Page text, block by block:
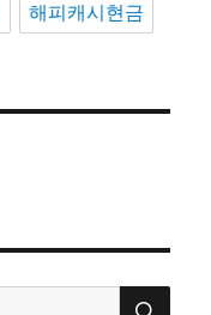
해피캐시현금
검